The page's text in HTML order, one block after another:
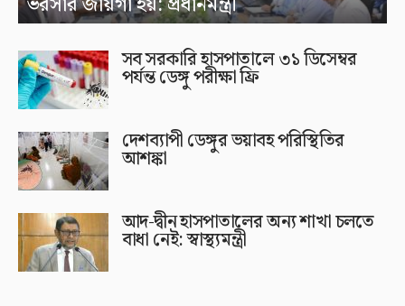
সব সরকারি হাসপাতালে ৩১ ডিসেম্বর
পর্যন্ত ডেঙ্গু পরীক্ষা ফ্রি
দেশব্যাপী ডেঙ্গুর ভয়াবহ পরিস্থিতির
আশঙ্কা
আদ-দ্বীন হাসপাতালের অন্য শাখা চলতে
বাধা নেই: স্বাস্থ্যমন্ত্রী